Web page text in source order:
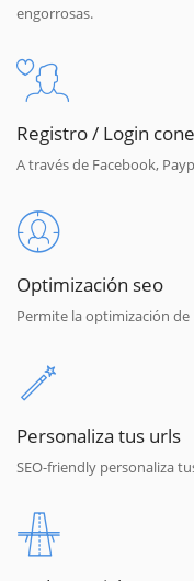
engorrosas.
Registro / Login
A través de Facebook,
Optimización seo
Permite la optimización
Personaliza tus urls
SEO-friendly personaliza